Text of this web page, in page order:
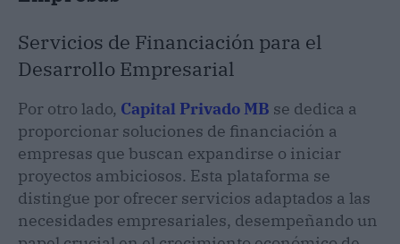
Servicios de Financiación para el
Desarrollo Empresarial
Por otro lado, Capital Privado MB se dedica a
proporcionar soluciones de financiación a
empresas que buscan expandirse o iniciar
proyectos ambiciosos. Esta plataforma se
distingue por ofrecer servicios adaptados a las
necesidades empresariales, desempeñando un